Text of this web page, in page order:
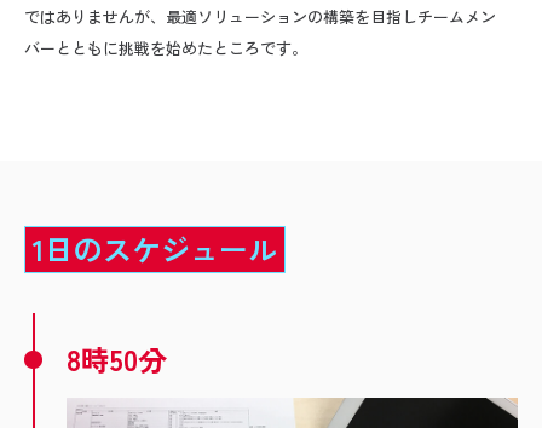
ではありませんが、最適ソリューションの構築を目指しチームメン
バーとともに挑戦を始めたところです。
1日のスケジュール
8時50分